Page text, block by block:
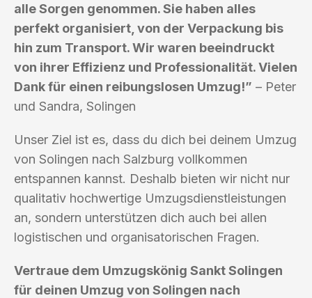
alle Sorgen genommen. Sie haben alles
perfekt organisiert, von der Verpackung bis
hin zum Transport. Wir waren beeindruckt
von ihrer Effizienz und Professionalität. Vielen
Dank für einen reibungslosen Umzug!” – Peter
und Sandra, Solingen
Unser Ziel ist es, dass du dich bei deinem Umzug
von Solingen nach Salzburg vollkommen
entspannen kannst. Deshalb bieten wir nicht nur
qualitativ hochwertige Umzugsdienstleistungen
an, sondern unterstützen dich auch bei allen
logistischen und organisatorischen Fragen.
Vertraue dem Umzugskönig Sankt Solingen
für deinen Umzug von Solingen nach